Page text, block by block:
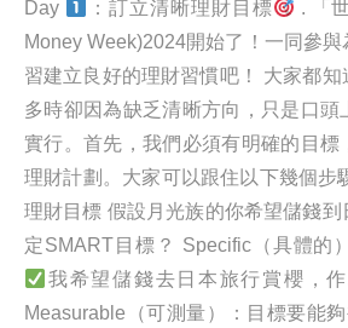
Day ：訂立清晰理財目標
. 「
Money Week)2024開始了！一同參
習建立良好的理財習慣吧！ 大家都
多時卻因為缺乏清晰方向，只是口頭
實行。首先，我們必須有明確的目標
理財計劃。大家可以跟住以下幾個步
理財目標 假設月光族的你希望儲錢
定SMART目標？ Specific（具體的
我希望儲錢去日本旅行賞櫻，
Measurable（可測量）：目標要能